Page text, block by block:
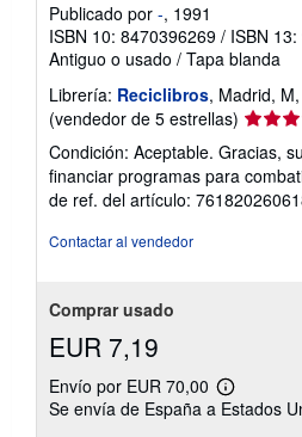
Publicado por -, 1991
ISBN 10: 8470396269 / ISBN
Antiguo o usado / Tapa blanda
Librería: Reciclibros, Madrid,
(vendedor de 5 estrellas)
del
5
de
Condición: Aceptable. Gracias,
financiar programas para
de ref. del artículo:
Contactar al vendedor
Comprar usado
EUR 7,19
Envío por EUR 70,00
Más
Se envía de España a Estados